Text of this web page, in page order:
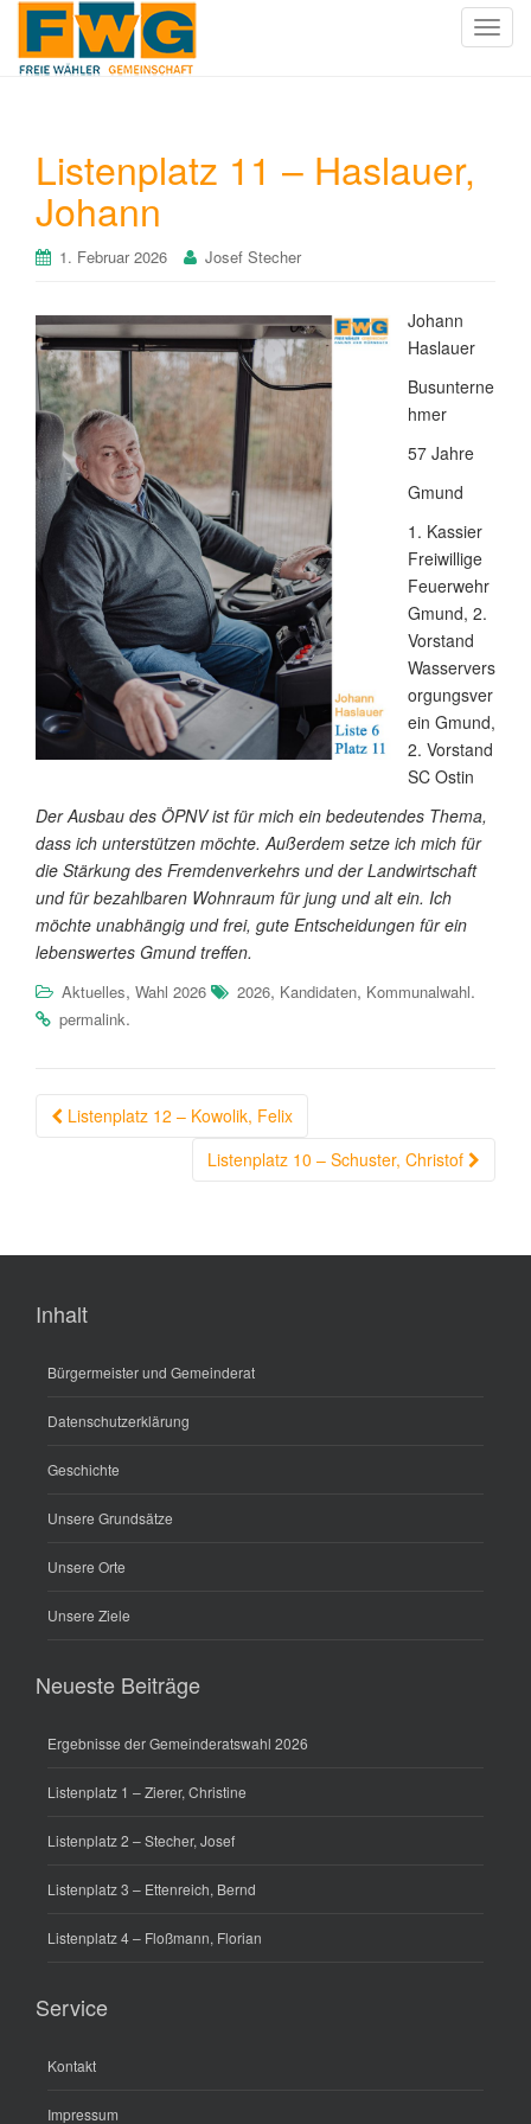
T
i
Listenplatz 11 – Haslauer,
Johann
1. Februar 2026 Josef Stecher
Johann
Haslauer
Busunterne
hmer
57 Jahre
Gmund
1. Kassier
Freiwillige
Feuerwehr
Gmund, 2.
Vorstand
Wasservers
orgungsver
ein Gmund,
2. Vorstand
SC Ostin
Der Ausbau des ÖPNV ist für mich ein bedeutendes Thema,
dass ich unterstützen möchte. Außerdem setze ich mich für
die Stärkung des Fremdenverkehrs und der Landwirtschaft
und für bezahlbaren Wohnraum für jung und alt ein. Ich
möchte unabhängig und frei, gute Entscheidungen für ein
lebenswertes Gmund treffen.
Aktuelles, Wahl 2026 2026, Kandidaten, Kommunalwahl.
permalink.
Beitragsnavigation
Listenplatz 12 – Kowolik, Felix
Listenplatz 10 – Schuster, Christof
Inhalt
Bürgermeister und Gemeinderat
Datenschutzerklärung
Geschichte
Unsere Grundsätze
Unsere Orte
Unsere Ziele
Neueste Beiträge
Ergebnisse der Gemeinderatswahl 2026
Listenplatz 1 – Zierer, Christine
Listenplatz 2 – Stecher, Josef
Listenplatz 3 – Ettenreich, Bernd
Listenplatz 4 – Floßmann, Florian
Service
Kontakt
Impressum